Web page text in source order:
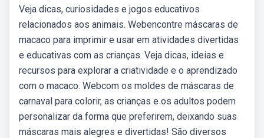
Veja dicas, curiosidades e jogos educativos
relacionados aos animais. Webencontre máscaras de
macaco para imprimir e usar em atividades divertidas
e educativas com as crianças. Veja dicas, ideias e
recursos para explorar a criatividade e o aprendizado
com o macaco. Webcom os moldes de máscaras de
carnaval para colorir, as crianças e os adultos podem
personalizar da forma que preferirem, deixando suas
máscaras mais alegres e divertidas! São diversos